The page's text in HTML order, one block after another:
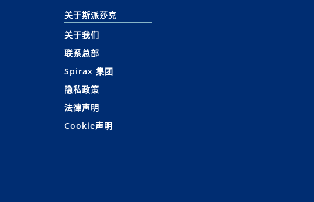
关于斯派莎克
关于我们
联系总部
Spirax 集团
隐私政策
法律声明
Cookie声明